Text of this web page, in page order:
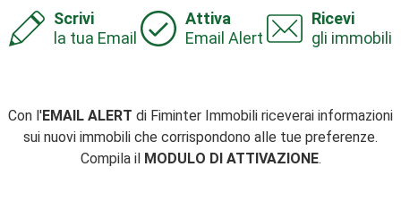
Scrivi
la tua Email
Attiva
Email Alert
Ricevi
gli immobili
Con l'EMAIL ALERT di Fiminter Immobili riceverai informazioni
sui nuovi immobili che corrispondono alle tue preferenze.
Compila il MODULO DI ATTIVAZIONE.